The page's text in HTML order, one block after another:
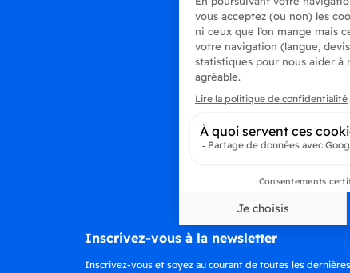
Inscrivez-vous à la newsletter
Inscrivez-vous et soyez au courant de toutes les dernières